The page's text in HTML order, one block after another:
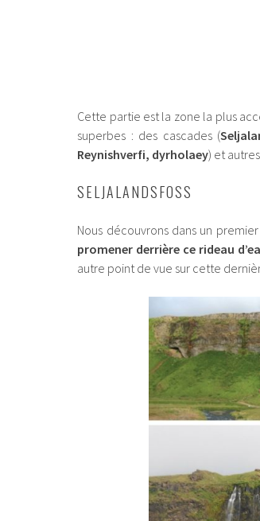
Cette partie est la zone la plus
superbes : des cascades (
Reynishverfi, dyrholaey) et
SELJALANDSFOSS
Nous découvrons dans un
promener derrière ce rideau
autre point de vue sur cette